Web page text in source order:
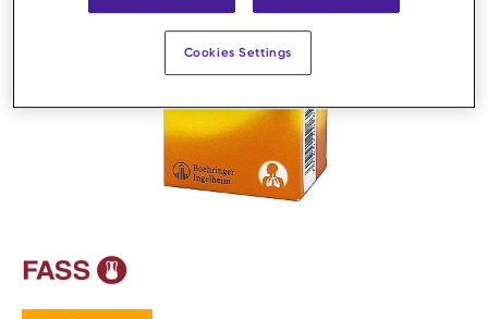
Cookies Settings